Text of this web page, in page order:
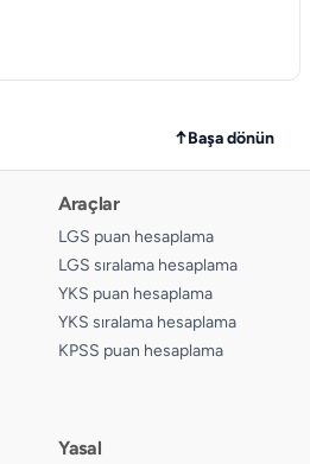
B C D
C
C
↑Başa dönün
Araçlar
LGS puan hesaplama
LGS sıralama hesaplama
YKS puan hesaplama
YKS sıralama hesaplama
KPSS puan hesaplama
Yasal